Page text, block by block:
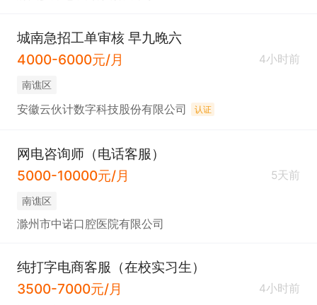
城南急招工单审核 早九晚六
4000-6000元/月
4小时前
南谯区
安徽云伙计数字科技股份有限公司 认证
网电咨询师（电话客服）
5000-10000元/月
5天前
南谯区
滁州市中诺口腔医院有限公司
纯打字电商客服（在校实习生）
3500-7000元/月
4小时前